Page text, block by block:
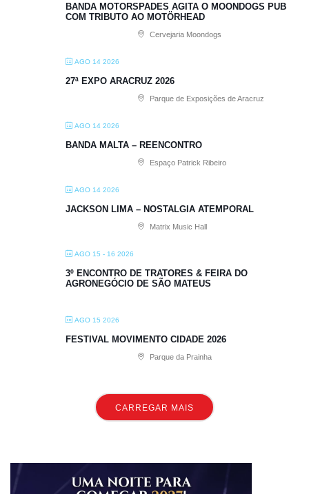
BANDA MOTORSPADES AGITA O MOONDOGS PUB
COM TRIBUTO AO MOTÖRHEAD
Cervejaria Moondogs
AGO 14 2026
27ª EXPO ARACRUZ 2026
Parque de Exposições de Aracruz
AGO 14 2026
BANDA MALTA – REENCONTRO
Espaço Patrick Ribeiro
AGO 14 2026
JACKSON LIMA – NOSTALGIA ATEMPORAL
Matrix Music Hall
AGO 15 - 16 2026
3º ENCONTRO DE TRATORES & FEIRA DO
AGRONEGÓCIO DE SÃO MATEUS
AGO 15 2026
FESTIVAL MOVIMENTO CIDADE 2026
Parque da Prainha
CARREGAR MAIS